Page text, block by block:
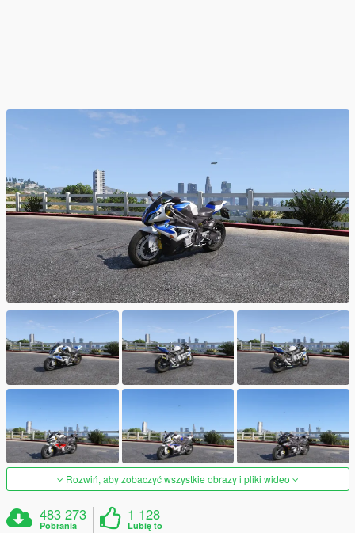
Rozwiń, aby zobaczyć wszystkie obrazy i pliki wideo
483 273
Pobrania
1 128
Lubię to